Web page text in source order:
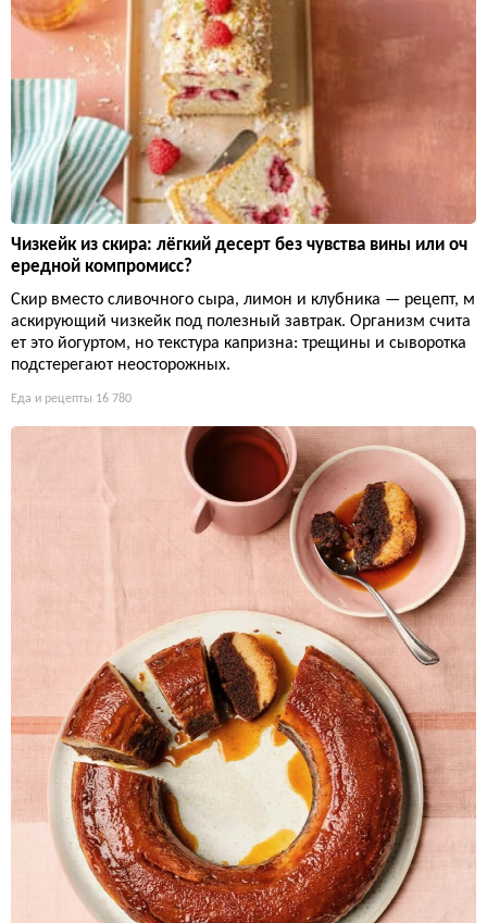
Чизкейк из скира: лёгкий десерт без чувства вины или оч
ередной компромисс?
Скир вместо сливочного сыра, лимон и клубника — рецепт, м
аскирующий чизкейк под полезный завтрак. Организм счита
ет это йогуртом, но текстура капризна: трещины и сыворотка
подстерегают неосторожных.
Еда и рецепты 16 780